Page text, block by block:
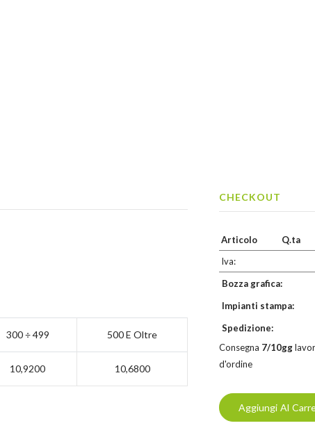
300 ÷ 499 500 E Oltre
10,9200 10,6800
CHECKOUT
Articolo Q.ta
Iva:
Bozza grafica:
Impianti stampa:
Spedizione:
Consegna 7/10gg
d'ordine
Aggiungi Al